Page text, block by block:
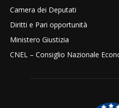
Camera dei Deputati
Diritti e Pari opportunità
Ministero Giustizia
CNEL – Consiglio Nazionale